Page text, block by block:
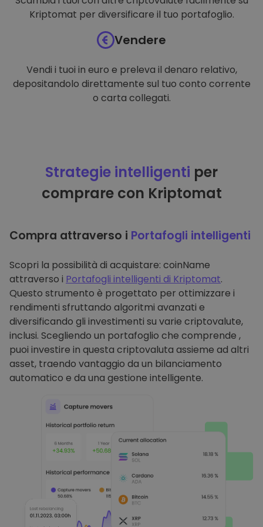
Kriptomat per diversificare il tuo portafoglio.
Vendere
Vendi i tuoi in euro e preleva il denaro relativo,
depositandolo direttamente sul tuo conto corrente
o carta collegati.
Strategie intelligenti per
comprare con Kriptomat
Compra attraverso i Portafogli intelligenti
Scopri la possibilità di acquistare: coinName
attraverso i Portafogli intelligenti di Kriptomat.
Questo strumento è progettato per ottimizzare i
rendimenti sfruttando algoritmi avanzati e
diversificando gli investimenti su varie criptovalute,
inclusi. Scegliendo un portafoglio che comprende ,
puoi investire in questa criptovaluta assieme ad altri
asset, traendo vantaggio da un bilanciamento
automatico e da una gestione intelligente.